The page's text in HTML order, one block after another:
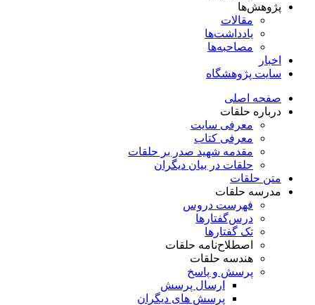
پژوهش‌ها
مقالات
یادداشت‌ها
مصاحبه‌ها
اخبار
سایت پژوهشگاه
صفحه اصلی
درباره حلقات
معرفی سایت
معرفی کتاب
مقدمه شهید صدر بر حلقات
حلقات در بیان دیگران
متن حلقات
مدرسه حلقات
فهرست دروس
درس‌گفتار‌ها
تک گفتارها
اصطلاح‌نامه حلقات
هندسه حلقات
پرسش و پاسخ
ارسال پرسش
پرسش های دیگران